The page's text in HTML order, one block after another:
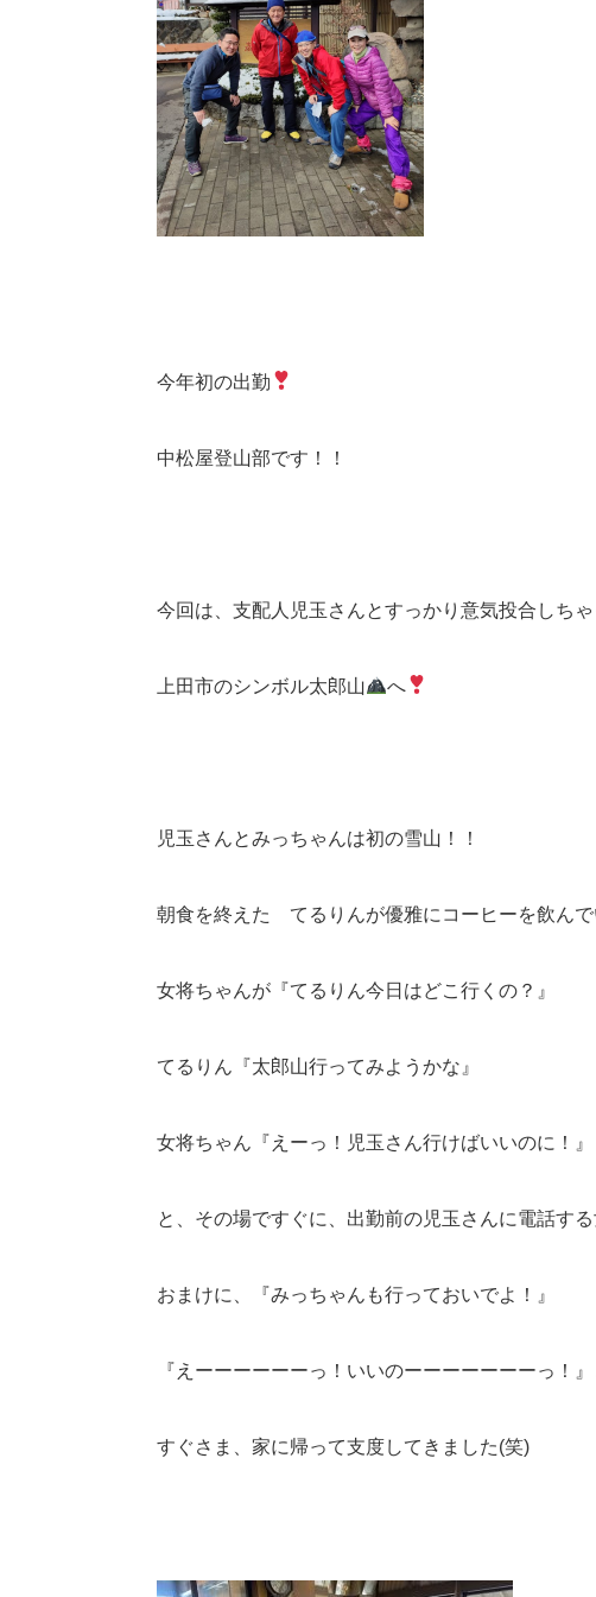
今年初の出勤
中松屋登山部です！！
今回は、支配人児玉さんとすっかり意気投合しち
上田市のシンボル太郎山 へ
児玉さんとみっちゃんは初の雪山！！
朝食を終えた てるりんが優雅にコーヒーを飲んで
女将ちゃんが『てるりん今日はどこ行くの？』
てるりん『太郎山行ってみようかな』
女将ちゃん『えーっ！児玉さん行けばいいのに！』
と、その場ですぐに、出勤前の児玉さんに電話す
おまけに、『みっちゃんも行っておいでよ！』
『えーーーーーーっ！いいのーーーーーーーっ！』
すぐさま、家に帰って支度してきました(笑)